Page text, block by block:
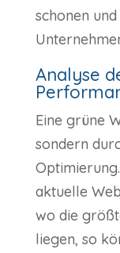
schonen
Analyse
Eine grüne
sondern
aktuelle
wo die
liegen, so